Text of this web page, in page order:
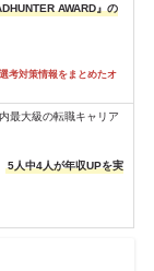
AWARD』の
考対策情報をまとめたオ
最大級の転職キャリア
5人中4人が年収UPを実